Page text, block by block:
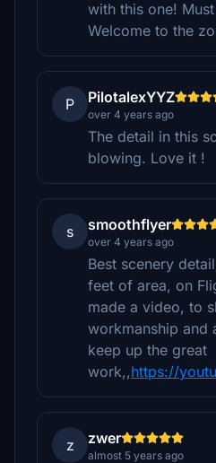
with this one!
Welcome to the
P PilotalexYYZ
over 4 years ago
The detail in this
blowing. Love it !
s smoothflyer
over 4 years ago
Best scenery
feet of area, on
made a video, to
workmanship and
keep up the great
work,,https://
z zwer
almost 5 years ago